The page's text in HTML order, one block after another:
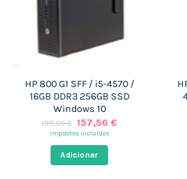
HP 800 G1 SFF / i5-4570 /
16GB DDR3 256GB SSD
Windows 10
199,00€ O
preço
era:
199,00 €.
157,56€O
impostos incluídos
Adicionar